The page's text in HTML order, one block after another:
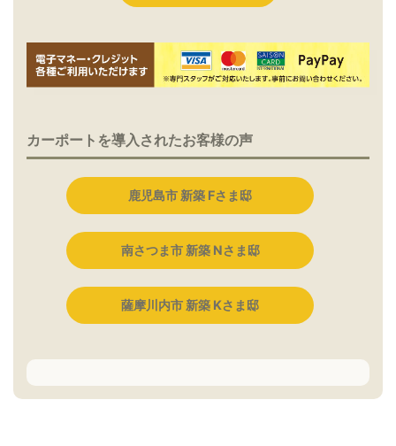
カーポートを導入されたお客様の声
鹿児島市 新築 Fさま邸
南さつま市 新築 Nさま邸
薩摩川内市 新築 Kさま邸